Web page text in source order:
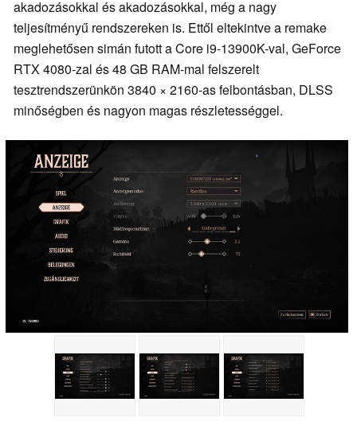
akadozásokkal és akadozásokkal, még a nagy
teljesítményű rendszereken is. Ettől eltekintve a remake
meglehetősen simán futott a Core i9-13900K-val, GeForce
RTX 4080-zal és 48 GB RAM-mal felszerelt
tesztrendszerünkön 3840 × 2160-as felbontásban, DLSS
minőségben és nagyon magas részletességgel.